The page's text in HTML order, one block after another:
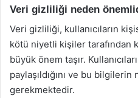
Veri gizliliği neden
Veri gizliliği, kullanıcıların
kötü niyetli kişiler tarafından
büyük önem taşır.
paylaşıldığını ve bu bilgilerin
gerekmektedir.